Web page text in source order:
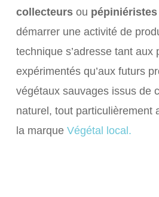
collecteursou pépiniéristes
démarrer une activité de
technique s’adresse tant aux
expérimentés qu’aux futurs
végétaux sauvages issus de
naturel, tout particulièrement
la marque Végétal local.